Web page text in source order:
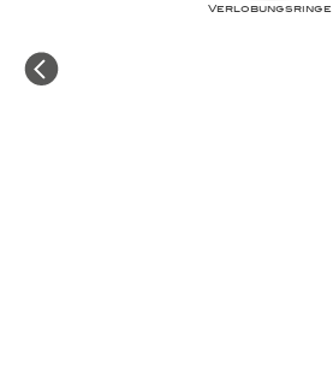
Ver­lo­bungs­­ringe